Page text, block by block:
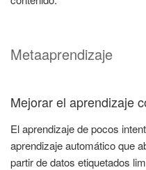
Metaaprendizaje
Mejorar el aprendizaje
El aprendizaje de pocos
aprendizaje automático que
partir de datos etiquetados